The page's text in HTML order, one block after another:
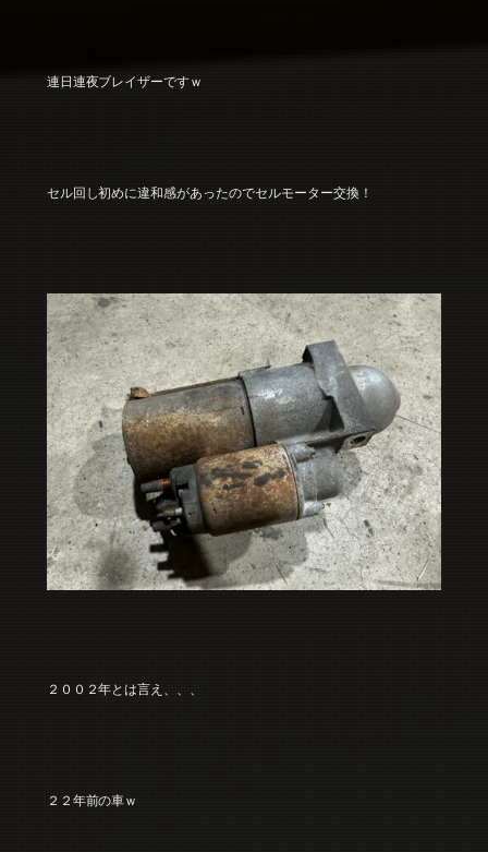
連日連夜ブレイザーですｗ
セル回し初めに違和感があったのでセルモーター交換！
２００２年とは言え、、、
２２年前の車ｗ